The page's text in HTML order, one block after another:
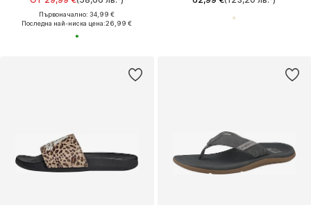
Първоначално: 34,99 €
Последна най-ниска цена:26,99 €